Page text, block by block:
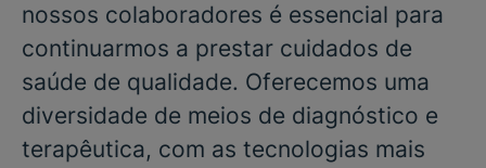
nossos colaboradores é essencial para
continuarmos a prestar cuidados de
saúde de qualidade. Oferecemos uma
diversidade de meios de diagnóstico e
terapêutica, com as tecnologias mais